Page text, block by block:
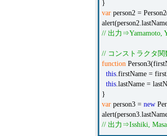
}
var person2 =
// 出力⇒Yamamoto,
// コンストラクタ関
function
this.firstName =
this.lastName =
}
var person3 = new
// 出力⇒Isshiki,